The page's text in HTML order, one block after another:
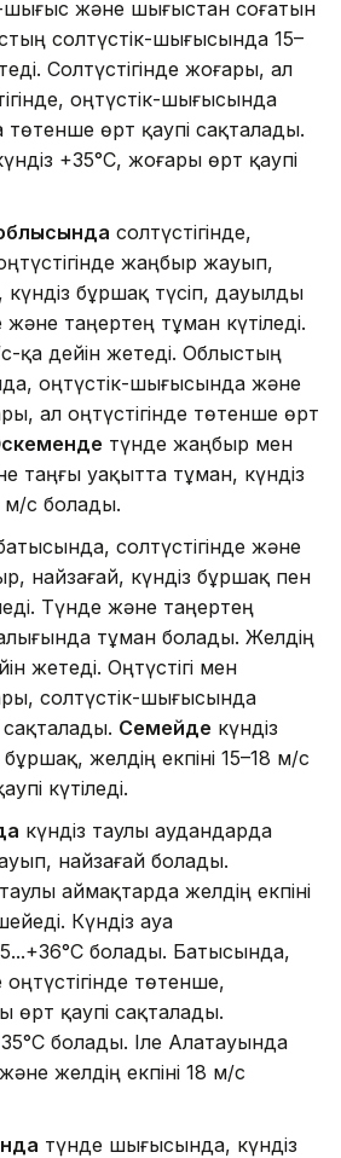
шығыс және шығыстан соғатын
солтүстік-шығысында 15–
Солтүстігінде жоғары, ал
оңтүстік-шығысында
өрт қаупі сақталады.
+35°C, жоғары өрт қаупі
солтүстігінде,
жаңбыр жауып,
бұршақ түсіп, дауылды
таңертең тұман күтіледі.
қа дейін жетеді. Облыстың
оңтүстік-шығысында және
ал оңтүстігінде төтенше өрт
түнде жаңбыр мен
таңғы уақытта тұман, күндіз
м/с болады.
солтүстігінде және
найзағай, күндіз бұршақ пен
Түнде және таңертең
тұман болады. Желдің
жетеді. Оңтүстігі мен
солтүстік-шығысында
Семейде күндіз
желдің екпіні 15–18 м/с
күтіледі.
күндіз таулы аудандарда
найзағай болады.
аймақтарда желдің екпіні
Күндіз ауа
болады. Батысында,
оңтүстігінде төтенше,
қаупі сақталады.
болады. Іле Алатауында
желдің екпіні 18 м/с
түнде шығысында, күндіз